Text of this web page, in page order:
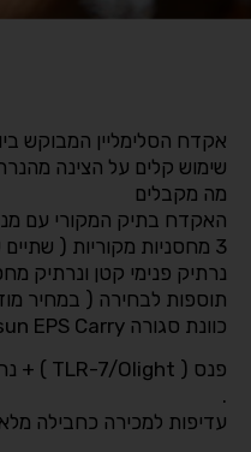
אקדח הסלימליין המבוקש
שימוש קלים על הצינה
מה מקבלים
האקדח בתיק המקורי עם
3 מחסניות מקוריות ( שתיים של 15 ואחת של 17 כדור ) .
נרתיק פנימי קטן ונרתיק
תוספות לבחירה ( במחיר
כוונת סגורה Holosun EPS Carry (מורכבת ומאופסת) .
.
עדיפות למכירה כחבילה